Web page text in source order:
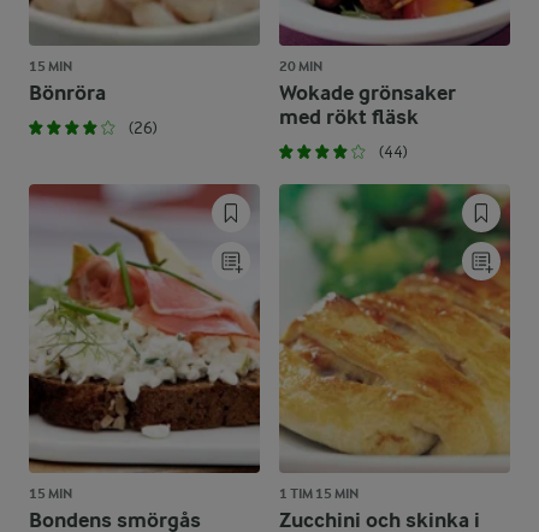
15 MIN
Bönröra
(26)
20 MIN
Wokade grönsaker
med rökt fläsk
(44)
15 MIN
Bondens smörgås
1 TIM 15 MIN
Zucchini och skinka i